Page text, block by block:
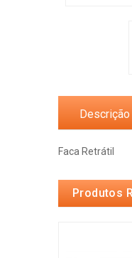
Descrição
Faca Retrátil
Produtos